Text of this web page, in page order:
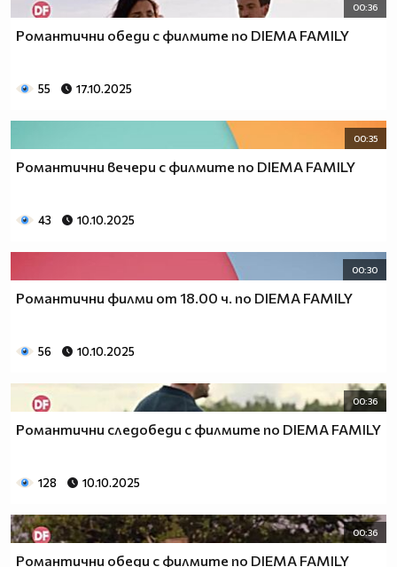
00:36
Романтични обеди с филмите по DIEMA FAMILY
55 17.10.2025
00:35
Романтични вечери с филмите по DIEMA FAMILY
43 10.10.2025
00:30
Романтични филми от 18.00 ч. по DIEMA FAMILY
56 10.10.2025
00:36
Романтични следобеди с филмите по DIEMA FAMILY
128 10.10.2025
00:36
Романтични обеди с филмите по DIEMA FAMILY